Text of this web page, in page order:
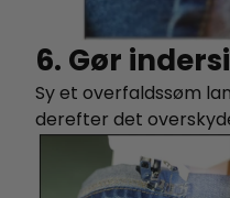
6. Gør
Sy et overfaldssøm
derefter det